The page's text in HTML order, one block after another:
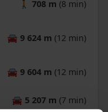
🚶 708 m (8 min)
🚘 9 624 m (12 min)
🚘 9 604 m (12 min)
🚘 5 207 m (7 min)